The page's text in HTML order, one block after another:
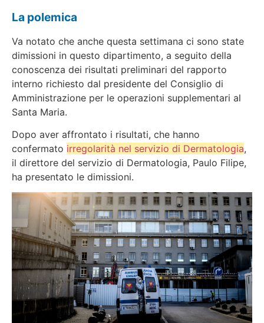
La polemica
Va notato che anche questa settimana ci sono state
dimissioni in questo dipartimento, a seguito della
conoscenza dei risultati preliminari del rapporto
interno richiesto dal presidente del Consiglio di
Amministrazione per le operazioni supplementari al
Santa Maria.
Dopo aver affrontato i risultati, che hanno
confermato irregolarità nel servizio di Dermatologia,
il direttore del servizio di Dermatologia, Paulo Filipe,
ha presentato le dimissioni.